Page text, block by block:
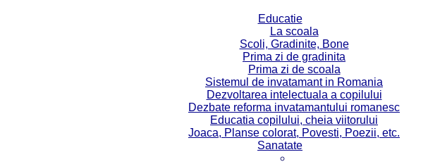
Educatie
La scoala
Scoli, Gradinite, Bone
Prima zi de gradinita
Prima zi de scoala
Sistemul de invatamant in Romania
Dezvoltarea intelectuala a copilului
Dezbate reforma invatamantului romanesc
Educatia copilului, cheia viitorului
Joaca, Planse colorat, Povesti, Poezii, etc.
Sanatate